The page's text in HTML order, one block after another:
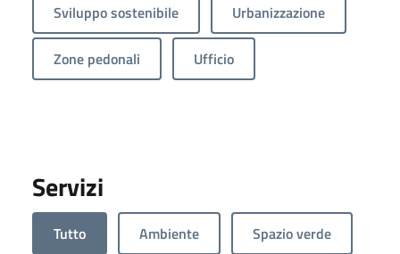
Sviluppo sostenibile Urbanizzazione
Zone pedonali Ufficio
Servizi
Tutto Ambiente Spazio verde